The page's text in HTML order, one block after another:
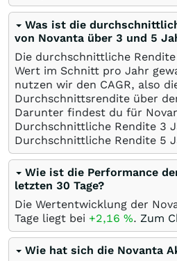
Was ist die
von Novanta über 3 und 5
Die durchschnittliche
Wert im Schnitt pro Jahr
nutzen wir den CAGR, also
Durchschnittsrendite über
Darunter findest du für
Durchschnittliche Rendite 3
Durchschnittliche Rendite 5
Wie ist die Performance
letzten 30 Tage?
Die Wertentwicklung der
Tage liegt bei +2,16 %. Zum
Wie hat sich die Novanta